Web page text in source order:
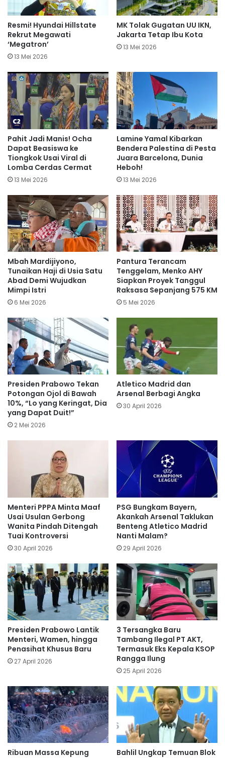
Resmi! Hyundai Hillstate
Rekrut Megawati
‘Megatron’
13 Mei 2026
MK Tolak Gugatan UU IKN,
Jakarta Tetap Ibu Kota
13 Mei 2026
Pahit Jadi Manis! Ocha
Dapat Beasiswa ke
Tiongkok Usai Viral di
Lomba Cerdas Cermat
13 Mei 2026
Lamine Yamal Kibarkan
Bendera Palestina di Pesta
Juara Barcelona, Dunia
Heboh!
13 Mei 2026
Mbah Mardijiyono,
Tunaikan Haji di Usia Satu
Abad Demi Wujudkan
Mimpi Istri
6 Mei 2026
Pantura Terancam
Tenggelam, Menko AHY
Siapkan Proyek Tanggul
Raksasa Sepanjang 575 KM
5 Mei 2026
Presiden Prabowo Tekan
Potongan Ojol di Bawah
10%, “Lo yang Keringat, Dia
yang Dapat Duit!”
2 Mei 2026
Atletico Madrid dan
Arsenal Berbagi Angka
30 April 2026
Menteri PPPA Minta Maaf
Usai Usulan Gerbong
Wanita Pindah Ditengah
Tuai Kontroversi
30 April 2026
PSG Bungkam Bayern,
Akankah Arsenal Taklukan
Benteng Atletico Madrid
Nanti Malam?
29 April 2026
Presiden Prabowo Lantik
Menteri, Wamen, hingga
Penasihat Khusus Baru
27 April 2026
3 Tersangka Baru
Tambang Ilegal PT AKT,
Termasuk Eks Kepala KSOP
Rangga Ilung
25 April 2026
Ribuan Massa Kepung
Bahlil Ungkap Temuan Blok